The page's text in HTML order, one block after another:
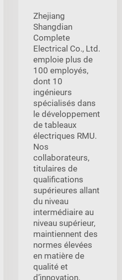
Zhejiang
Shangdian
Complete
Electrical Co., Ltd.
emploie plus de
100 employés,
dont 10
ingénieurs
spécialisés dans
le développement
de tableaux
électriques RMU.
Nos
collaborateurs,
titulaires de
qualifications
supérieures allant
du niveau
intermédiaire au
niveau supérieur,
maintiennent des
normes élevées
en matière de
qualité et
d’innovation.